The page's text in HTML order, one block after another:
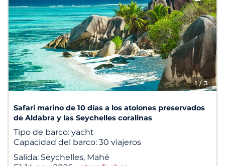
1/ 3
Safari marino de 10 días a los atolones preservados
de Aldabra y las Seychelles coralinas
Tipo de barco: yacht
Capacidad del barco: 30 viajeros
Salida: Seychelles, Mahé